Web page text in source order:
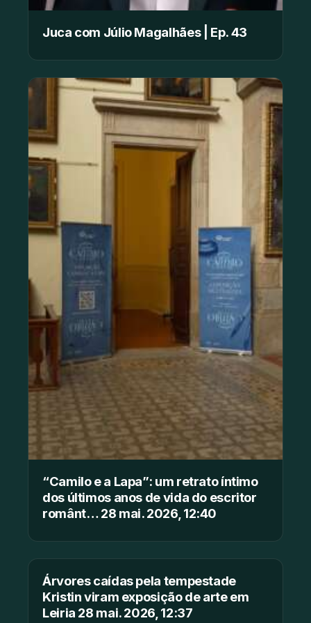
Juca com Júlio Magalhães | Ep. 43
“Camilo e a Lapa”: um retrato íntimo
dos últimos anos de vida do escritor
românt… 28 mai. 2026, 12:40
Árvores caídas pela tempestade
Kristin viram exposição de arte em
Leiria 28 mai. 2026, 12:37